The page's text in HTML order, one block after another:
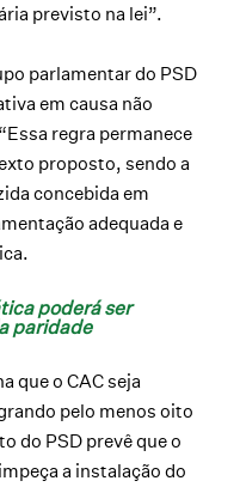
previsto na lei”.
parlamentar do PSD
em causa não
regra permanece
proposto, sendo a
concebida em
adequada e
poderá ser
paridade
que o CAC seja
pelo menos oito
do PSD prevê que o
a instalação do